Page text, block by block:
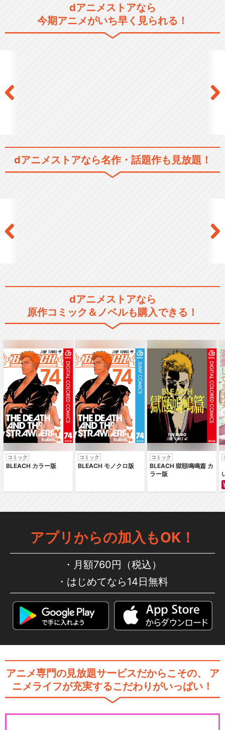
dアニメストアなら
今期アニメがいち早く見られる！
dアニメストアなら名作・話題作も見放題！
dアニメストアなら
原作コミック＆ノベルも購入できる！
コミック
BLEACH カラー版
コミック
BLEACH モノクロ版
コミック
BLEACH 獄頤鳴鳴篇 カ
ラー版
アプリからの加入もOK！
月額760円（税込）
はじめてなら14日無料
アニメ専門の見放題サービスだからこその、
ア
ニメライフが充実するこだわりがいっぱい！